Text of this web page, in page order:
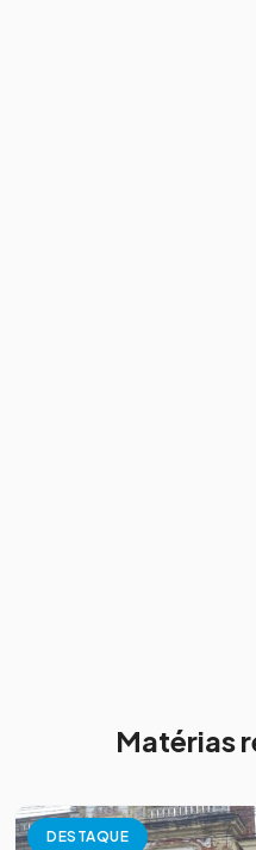
Matérias
DESTAQUE